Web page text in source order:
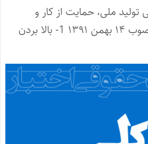
ملی، حمایت از کار و
سرمایه ایرانی مصوب ۱۴ بهمن ۱۳۹۱ 1- بالا بردن